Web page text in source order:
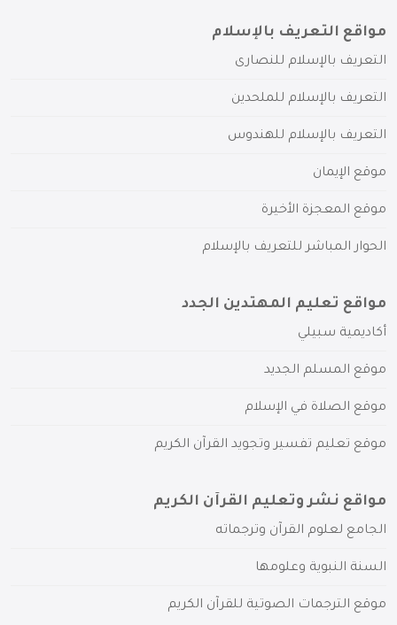
مواقع التعريف بالإسلام
التعريف بالإسلام للنصارى
التعريف بالإسلام للملحدين
التعريف بالإسلام للهندوس
موقع الإيمان
موقع المعجزة الأخيرة
الحوار المباشر للتعريف بالإسلام
مواقع تعليم المهتدين الجدد
أكاديمية سبيلي
موقع المسلم الجديد
موقع الصلاة في الإسلام
موقع تعليم تفسير وتجويد القرآن الكريم
مواقع نشر وتعليم القرآن الكريم
الجامع لعلوم القرآن وترجماته
السنة النبوية وعلومها
موقع الترجمات الصوتية للقرآن الكريم